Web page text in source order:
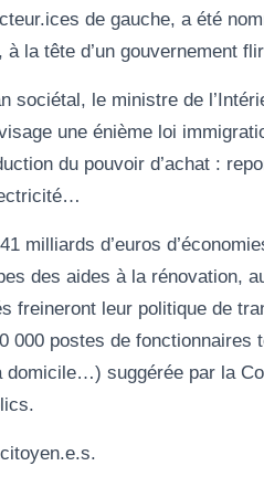
de gauche, a été
la tête d’un gouvernement
le ministre de
une énième loi
du pouvoir d’achat :
milliards d’euros
des aides à la rénovation,
freineront leur politique de
000 postes de fonctionnaires
suggérée par la